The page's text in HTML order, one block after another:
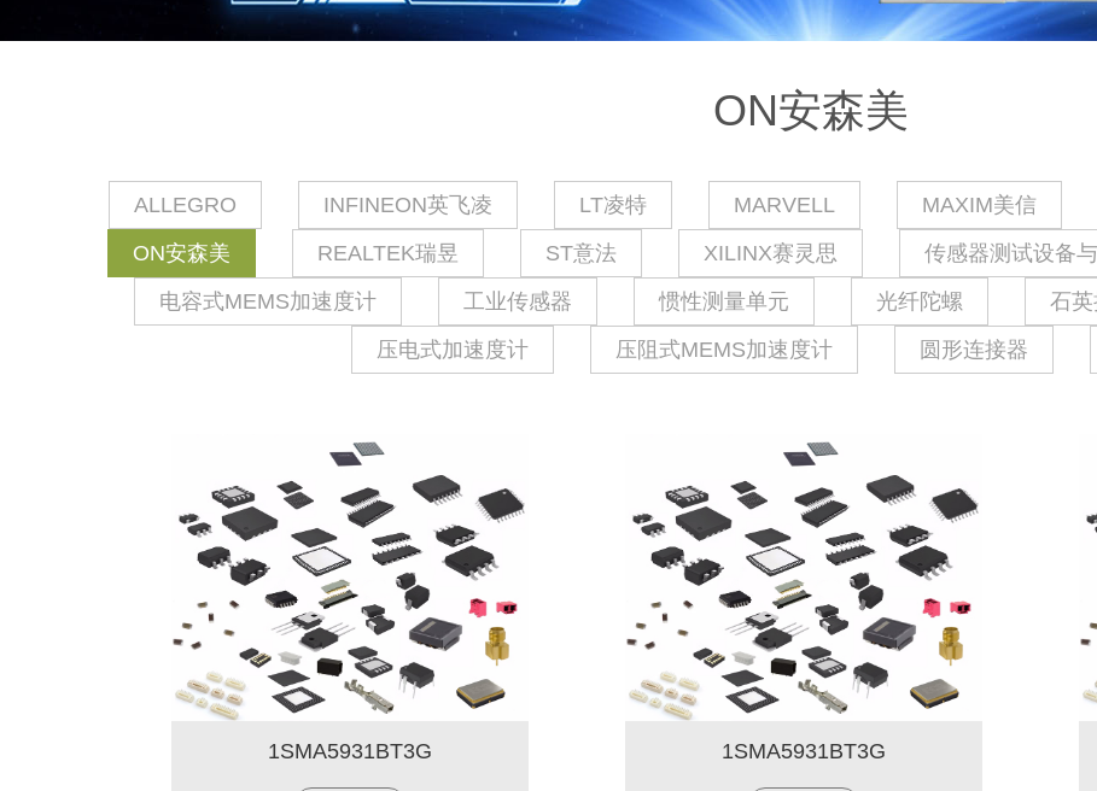
ON安森美
ALLEGRO INFINEON英飞凌 LT凌特 MARVELL MAXIM美信
ON安森美
REALTEK瑞昱 ST意法 XILINX赛灵思 传感器测试设备
电容式MEMS加速度计
工业传感器 惯性测量单元 光纤陀螺 石
压电式加速度计
压阻式MEMS加速度计 圆形连接器
1SMA5931BT3G 1SMA5931BT3G